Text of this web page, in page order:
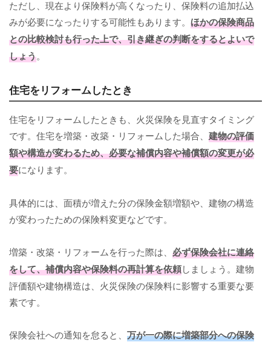
ただし、現在より保険料が高くなったり、保険料の追加払込
みが必要になったりする可能性もあります。 ほかの保険商品
との比較検討も行った上で、引き継ぎの判断をするとよいで
しょう。
住宅をリフォームしたとき
住宅をリフォームしたときも、火災保険を見直すタイミング
です。住宅を増築・改築・リフォームした場合、 建物の評価
額や構造が変わるため、必要な補償内容や補償額の変更が必
要になります。
具体的には、面積が増えた分の保険金額増額や、建物の構造
が変わったための保険料変更などです。
増築・改築・リフォームを行った際は、 必ず保険会社に連絡
をして、補償内容や保険料の再計算を依頼しましょう。建物
評価額や建物構造は、火災保険の保険料に影響する重要な要
素です。
保険会社への通知を怠ると、 万が一の際に増築部分への保険